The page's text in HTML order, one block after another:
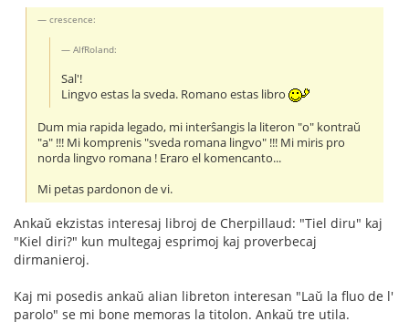
crescence:
AlfRoland:
Sal'!
Lingvo estas la sveda. Romano estas libro
Dum mia rapida legado, mi interŝangis la literon "o" kontraŭ
"a" !!! Mi komprenis "sveda romana lingvo" !!! Mi miris pro
norda lingvo romana ! Eraro el komencanto...
Mi petas pardonon de vi.
Ankaŭ ekzistas interesaj libroj de Cherpillaud: "Tiel diru" kaj
"Kiel diri?" kun multegaj esprimoj kaj proverbecaj
dirmanieroj.
Kaj mi posedis ankaŭ alian libreton interesan "Laŭ la fluo de l'
parolo" se mi bone memoras la titolon. Ankaŭ tre utila.